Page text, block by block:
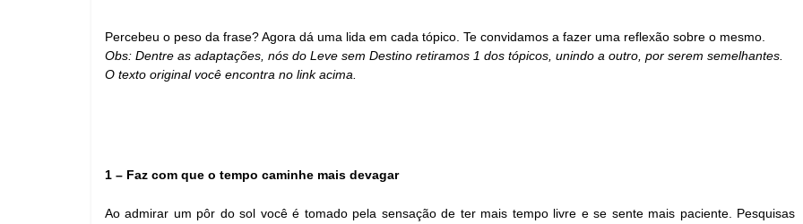
Percebeu o peso da frase? Agora dá uma lida em cada tópico. Te convidamos a fazer uma reflexão sobre o mesmo.
Obs: Dentre as adaptações, nós do Leve sem Destino retiramos 1 dos tópicos, unindo a outro, por serem semelhantes.
O texto original você encontra no link acima.
1 – Faz com que o tempo caminhe mais devagar
Ao admirar um pôr do sol você é tomado pela sensação de ter mais tempo livre e se sente mais paciente. Pesquisas